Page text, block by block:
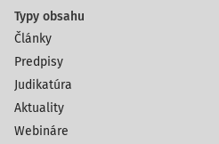
Typy obsahu
Články
Predpisy
Judikatúra
Aktuality
Webináre